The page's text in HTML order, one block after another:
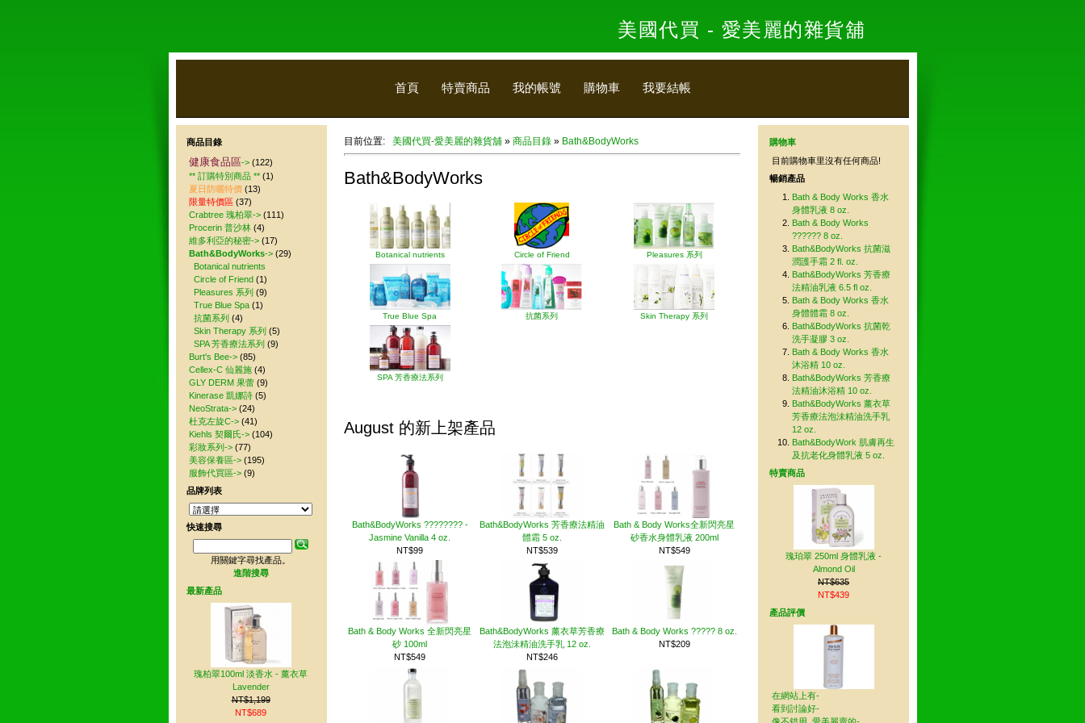
首頁 特賣商品 我的帳號 購物車 我要結帳
目前位置: 美國代買-愛美麗的雜貨舖 » 商品目錄 » Bath&BodyWorks
Bath&BodyWorks
Botanical nutrients Circle of Friend Pleasures 系列
True Blue Spa 抗菌系列 Skin Therapy 系列
SPA 芳香療法系列
August 的新上架產品
Bath&BodyWorks ???????? -
Jasmine Vanilla 4 oz.
NT$99
Bath&BodyWorks 芳香療法精油
體霜 5 oz.
NT$539
Bath & Body Works全新閃亮星
砂香水身體乳液 200ml
NT$549
Bath & Body Works 全新閃亮星
砂 100ml
NT$549
Bath&BodyWorks 薰衣草芳香療
法泡沬精油洗手乳 12 oz.
NT$246
Bath & Body Works ????? 8 oz.
NT$209
商品目錄
健康食品區-> (122)
** 訂購特別商品 ** (1)
夏日防曬特價 (13)
限量特價區 (37)
Crabtree 瑰柏翠-> (111)
Procerin 普沙林 (4)
維多利亞的秘密-> (17)
Bath&BodyWorks-> (29)
Botanical nutrients
Circle of Friend (1)
Pleasures 系列 (9)
True Blue Spa (1)
抗菌系列 (4)
Skin Therapy 系列 (5)
SPA 芳香療法系列 (9)
Burt's Bee-> (85)
Cellex-C 仙麗施 (4)
GLY DERM 果蕾 (9)
Kinerase 凱娜詩 (5)
NeoStrata-> (24)
杜克左旋C-> (41)
Kiehls 契爾氏-> (104)
彩妝系列-> (77)
美容保養區-> (195)
服飾代買區-> (9)
品牌列表
快速搜尋
用關鍵字尋找產品。
進階搜尋
最新產品
瑰柏翠100ml 淡香水 - 薰衣草
Lavender
NT$1,199
NT$689
購物車
目前購物車里沒有任何商品!
暢銷產品
Bath & Body Works 香水
身體乳液 8 oz.
Bath & Body Works
?????? 8 oz.
Bath&BodyWorks 抗菌滋
潤護手霜 2 fl. oz.
Bath&BodyWorks 芳香療
法精油乳液 6.5 fl oz.
Bath & Body Works 香水
身體體霜 8 oz.
Bath&BodyWorks 抗菌乾
洗手凝膠 3 oz.
Bath & Body Works 香水
沐浴精 10 oz.
Bath&BodyWorks 芳香療
法精油沐浴精 10 oz.
Bath&BodyWorks 薰衣草
芳香療法泡沬精油洗手乳
12 oz.
Bath&BodyWork 肌膚再生
及抗老化身體乳液 5 oz.
特賣商品
瑰珀翠 250ml 身體乳液 -
Almond Oil
NT$635
NT$439
產品評價
在網站上有-
看到討論好-
美國代買 - 愛美麗的雜貨舖